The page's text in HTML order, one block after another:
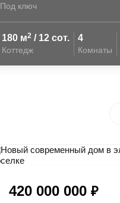
Под ключ
180 м2 / 12 сот.
Коттедж
4
Комнаты
420 000 000 ₽